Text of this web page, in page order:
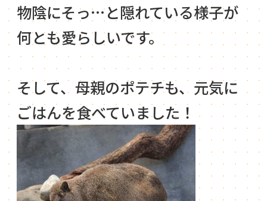
物陰にそっ…と隠れている様子が
何とも愛らしいです。
そして、母親のポテチも、元気に
ごはんを食べていました！